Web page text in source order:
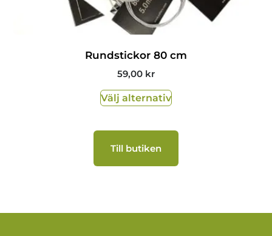
Rundstickor 80 cm
59,00 kr
Välj alternativ
Till butiken